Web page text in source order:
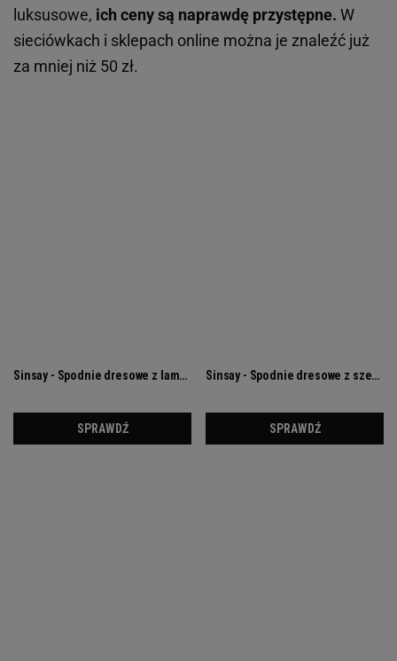
luksusowe, ich ceny są naprawdę przystępne. W
sieciówkach i sklepach online można je znaleźć już
za mniej niż 50 zł.